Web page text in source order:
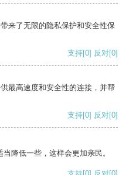
来了无限的隐私保护和安全性保
支持[0] 反对[0]
最高速度和安全性的连接，并帮
支持[0] 反对[0]
降低一些，这样会更加亲民。